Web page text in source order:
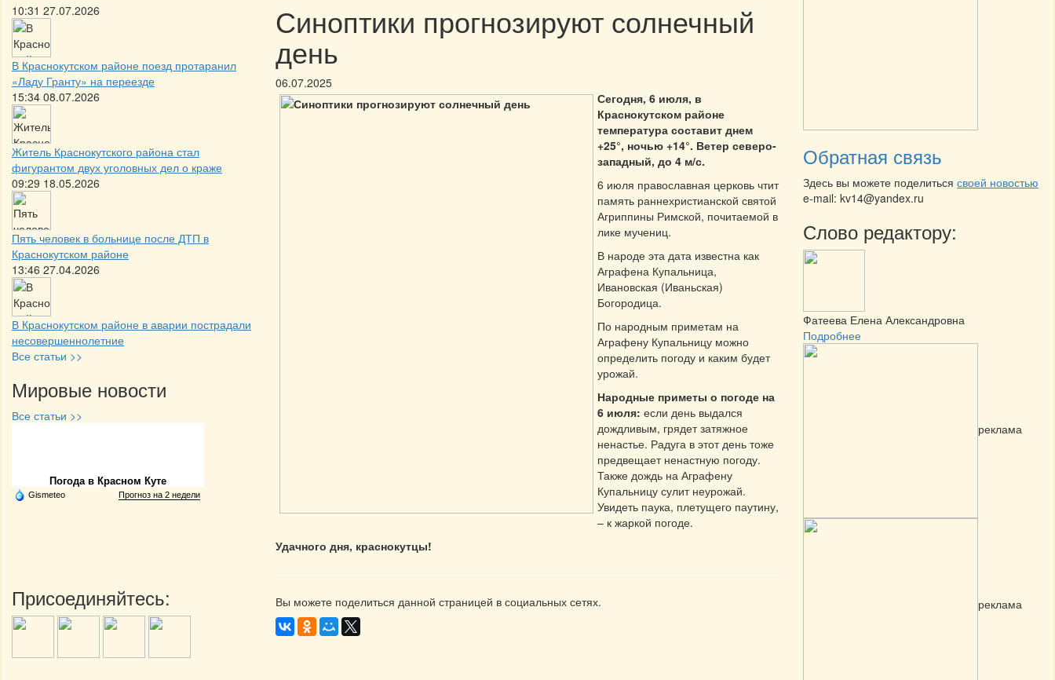
10:31 27.07.2026
В Краснокутском районе поезд протаранил
«Ладу Гранту» на переезде
15:34 08.07.2026
Житель Краснокутского района стал
фигурантом двух уголовных дел о краже
09:29 18.05.2026
Пять человек в больнице после ДТП в
Краснокутском районе
13:46 27.04.2026
В Краснокутском районе в аварии пострадали
несовершеннолетние
Все статьи >>
Мировые новости
Все статьи >>
Погода в Красном Куте
Gismeteo Прогноз на 2 недели
Присоединяйтесь:
Синоптики прогнозируют солнечный
день
06.07.2025
Сегодня, 6 июля, в
Краснокутском районе
температура составит днем
+25°, ночью +14°. Ветер северо-
западный, до 4 м/с.
6 июля православная церковь чтит
память раннехристианской святой
Агриппины Римской, почитаемой в
лике мучениц.
В народе эта дата известна как
Аграфена Купальница,
Ивановская (Иваньская)
Богородица.
По народным приметам на
Аграфену Купальницу можно
определить погоду и каким будет
урожай.
Народные приметы о погоде на
6 июля: если день выдался
дождливым, грядет затяжное
ненастье. Радуга в этот день тоже
предвещает ненастную погоду.
Также дождь на Аграфену
Купальницу сулит неурожай.
Увидеть паука, плетущего паутину,
– к жаркой погоде.
Удачного дня, краснокутцы!
Вы можете поделиться данной страницей в социальных сетях.
Обратная связь
Здесь вы можете поделиться своей новостью
e-mail: kv14@yandex.ru
Слово редактору:
Фатеева Елена Александровна
Подробнее
реклама
реклама